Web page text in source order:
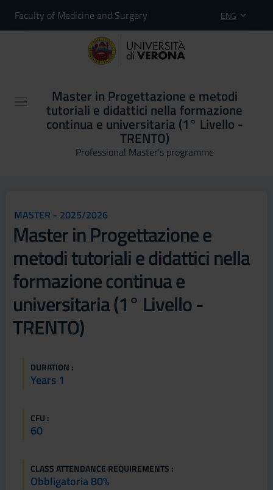
Faculty of Medicine and Surgery ENG
Master in Progettazione e metodi
tutoriali e didattici nella formazione
continua e universitaria (1° Livello -
TRENTO)
Professional Master's programme
MASTER - 2025/2026
Master in Progettazione e
metodi tutoriali e didattici nella
formazione continua e
universitaria (1° Livello -
TRENTO)
DURATION :
Years 1
CFU :
60
CLASS ATTENDANCE REQUIREMENTS :
Obbligatoria 80%